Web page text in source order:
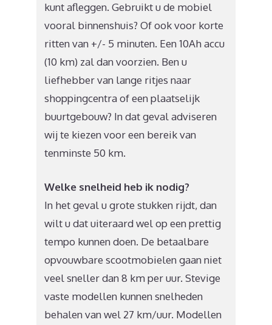
kunt afleggen. Gebruikt u de mobiel
vooral binnenshuis? Of ook voor korte
ritten van +/- 5 minuten. Een 10Ah accu
(10 km) zal dan voorzien. Ben u
liefhebber van lange ritjes naar
shoppingcentra of een plaatselijk
buurtgebouw? In dat geval adviseren
wij te kiezen voor een bereik van
tenminste 50 km.
Welke snelheid heb ik nodig?
In het geval u grote stukken rijdt, dan
wilt u dat uiteraard wel op een prettig
tempo kunnen doen. De betaalbare
opvouwbare scootmobielen gaan niet
veel sneller dan 8 km per uur. Stevige
vaste modellen kunnen snelheden
behalen van wel 27 km/uur. Modellen